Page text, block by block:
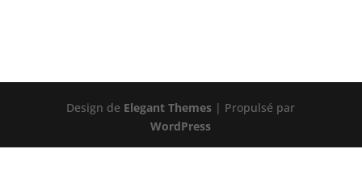
Design de Elegant Themes | Propulsé par
WordPress